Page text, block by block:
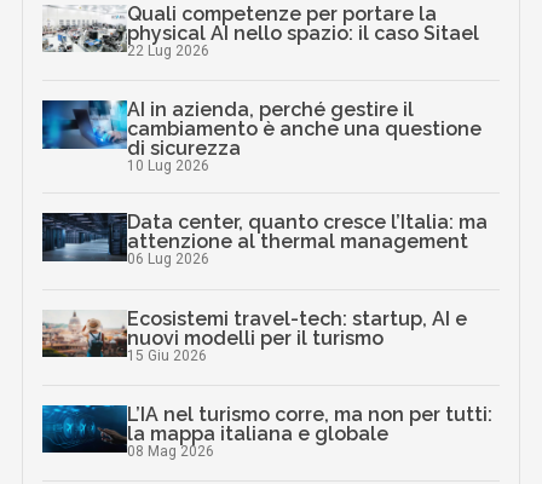
Quali competenze per portare la
physical AI nello spazio: il caso Sitael
22 Lug 2026
AI in azienda, perché gestire il
cambiamento è anche una questione
di sicurezza
10 Lug 2026
Data center, quanto cresce l’Italia: ma
attenzione al thermal management
06 Lug 2026
Ecosistemi travel-tech: startup, AI e
nuovi modelli per il turismo
15 Giu 2026
L’IA nel turismo corre, ma non per tutti:
la mappa italiana e globale
08 Mag 2026